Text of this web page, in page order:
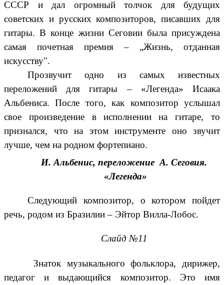
СССР и дал огромный толчок для будущих
советских и русских композиторов, писавших для
гитары. В конце жизни Сеговии была присуждена
самая почетная премия – „Жизнь, отданная
искусству".
Прозвучит одно из самых известных
переложений для гитары – «Легенда» Исаака
Альбениса. После того, как композитор услышал
свое произведение в исполнении на гитаре, то
признался, что на этом инструменте оно звучит
лучше, чем на родном фортепиано.
И. Альбенис, переложение А. Сеговия.
«Легенда»
Следующий композитор, о котором пойдет
речь, родом из Бразилии – Эйтор Вилла-Лобос.
Слайд №11
Знаток музыкального фольклора, дирижер,
педагог и выдающийся композитор. Это имя